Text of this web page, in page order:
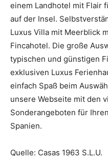
einem Landhotel mit Flair
auf der Insel.
Luxus Villa mit Meerblick
Fincahotel. Die große
typischen und günstigen
exklusiven Luxus
einfach Spaß beim
unsere Webseite mit den
Sonderangeboten für
Spanien.
Quelle: Casas 1963 S.L.U.